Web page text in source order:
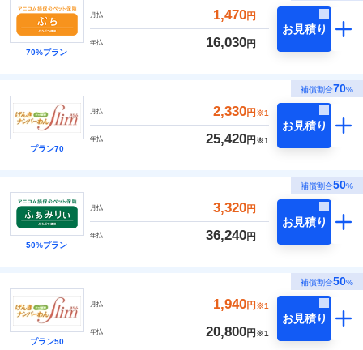
70%プラン
月払 1,470円
年払 16,030円
お見積り
補償割合70%
プラン70
月払 2,330円 ※1
年払 25,420円 ※1
お見積り
補償割合50%
50%プラン
月払 3,320円
年払 36,240円
お見積り
補償割合50%
プラン50
月払 1,940円 ※1
年払 20,800円 ※1
お見積り